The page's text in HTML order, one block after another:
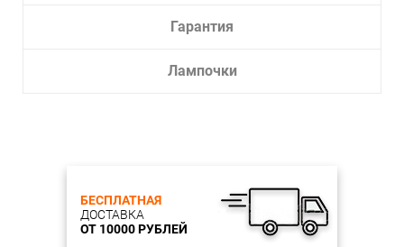
Гарантия
Лампочки
БЕСПЛАТНАЯ
ДОСТАВКА
ОТ 10000 РУБЛЕЙ